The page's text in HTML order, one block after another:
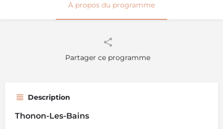
À propos du programme
Partager ce programme
Description
Thonon-Les-Bains